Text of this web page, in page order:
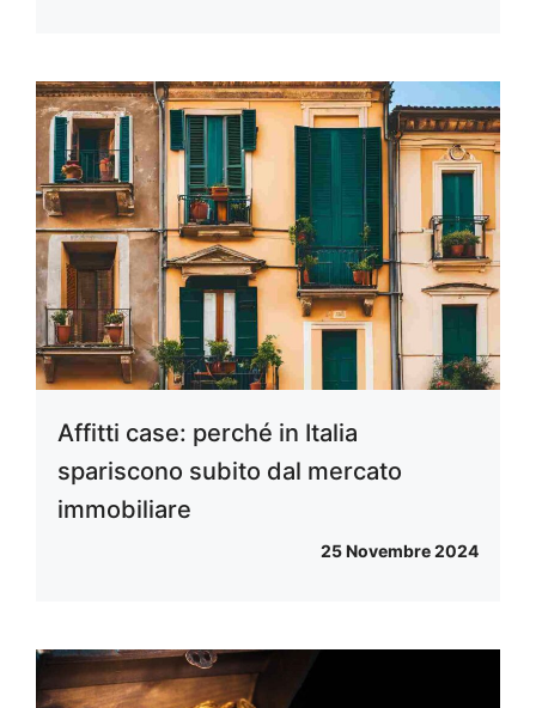
Affitti case: perché in Italia
spariscono subito dal mercato
immobiliare
25 Novembre 2024